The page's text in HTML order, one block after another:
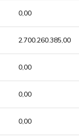
0,00
2.700.260.385,00
0,00
0,00
0,00